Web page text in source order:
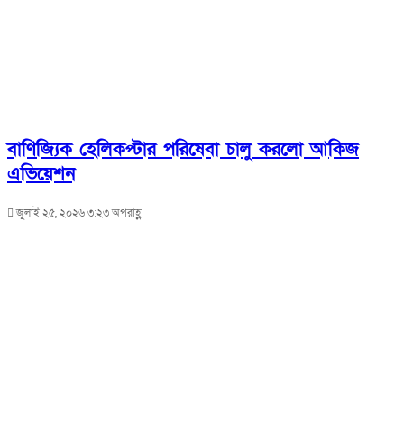
বাণিজ্যিক হেলিকপ্টার পরিষেবা চালু করলো আকিজ
এভিয়েশন
জুলাই ২৫, ২০২৬ ৩:২৩ অপরাহ্ণ